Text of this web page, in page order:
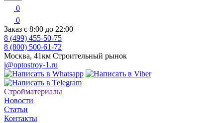
0
0
Заказ с 8:00 до 22:00
8 (499) 455-50-75
8 (800) 500-61-72
Москва, 41км Строительный рынок
i@optostroy-1.ru
Стройматериалы
Новости
Статьи
Контакты